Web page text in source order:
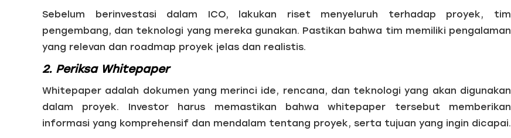
Sebelum berinvestasi dalam ICO, lakukan riset menyeluruh terhadap proyek, tim
pengembang, dan teknologi yang mereka gunakan. Pastikan bahwa tim memiliki pengalaman
yang relevan dan roadmap proyek jelas dan realistis.
2. Periksa Whitepaper
Whitepaper adalah dokumen yang merinci ide, rencana, dan teknologi yang akan digunakan
dalam proyek. Investor harus memastikan bahwa whitepaper tersebut memberikan
informasi yang komprehensif dan mendalam tentang proyek, serta tujuan yang ingin dicapai.